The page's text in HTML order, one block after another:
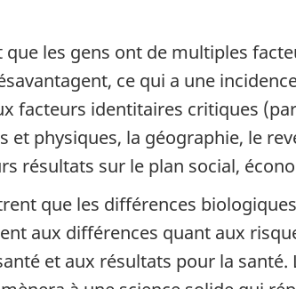
que les gens ont de multiples
ce qui a une
facteurs identitaires critiques
et physiques, la géographie, le
résultats sur le plan social,
que les différences
aux différences quant aux
et aux résultats pour la